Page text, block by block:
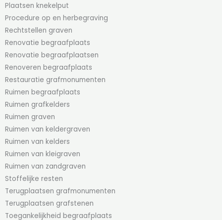
Plaatsen knekelput
Procedure op en herbegraving
Rechtstellen graven
Renovatie begraafplaats
Renovatie begraafplaatsen
Renoveren begraafplaats
Restauratie grafmonumenten
Ruimen begraafplaats
Ruimen grafkelders
Ruimen graven
Ruimen van keldergraven
Ruimen van kelders
Ruimen van kleigraven
Ruimen van zandgraven
Stoffelijke resten
Terugplaatsen grafmonumenten
Terugplaatsen grafstenen
Toegankelijkheid begraafplaats